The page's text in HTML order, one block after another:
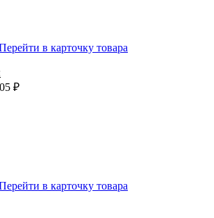
в карточку товара
₽
в карточку товара